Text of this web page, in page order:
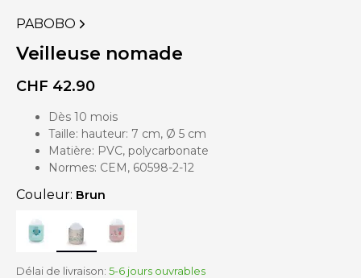
VOIR
PLUS
DE
PABOBO
Veilleuse nomade
CHF 42.90
Dès 10 mois
Taille: hauteur: 7 cm, Ø 5 cm
Matière: PVC, polycarbonate
Normes: CEM, 60598-2-12
Couleur: Brun
Délai de livraison: 5-6 jours ouvrables